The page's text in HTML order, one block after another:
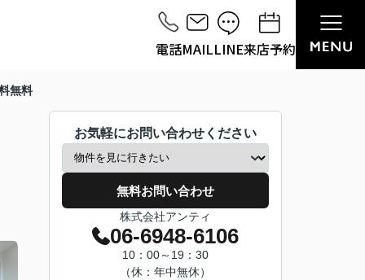
電話MAILLINE来店予約
無料
お気軽にお問い合わせください
無料お問い合わせ
株式会社アンティ
06-6948-6106
10：00～19：30
（休：年中無休）